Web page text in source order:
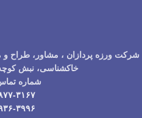
شرکت ورزه پردازان ، مشاور، طراح
خاکشناسی، نبش کوچه 7، پلاک 6،
شماره
۰۹۱۷-
۰۹۱۷-